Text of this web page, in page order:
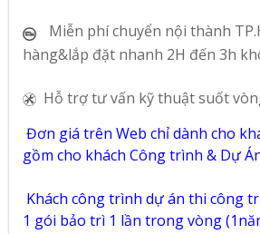
Miễn phí chuyển nội thành
hàng&lắp đặt nhanh 2H đến 3h
Hỗ trợ tư vấn kỹ thuật suốt
Đơn giá trên Web chỉ dành cho
gồm cho khách Công trình & Dự
Khách công trình dự án thi công
1 gói bảo trì 1 lần trong vòng